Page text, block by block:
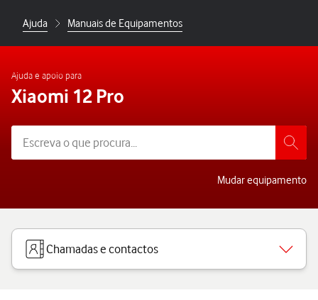
Ajuda Manuais de Equipamentos
Ajuda e apoio para
Xiaomi 12 Pro
Mudar equipamento
Chamadas e contactos